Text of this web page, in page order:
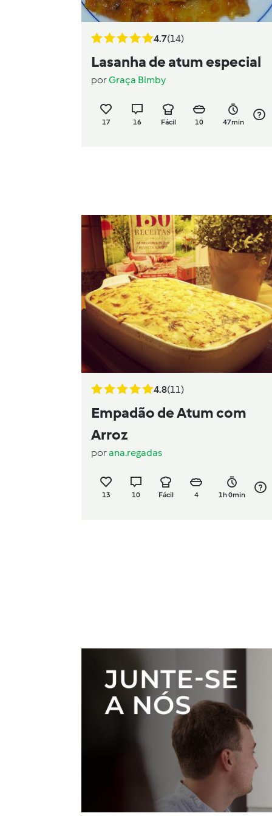
4.7(14)
Lasanha de atum especial
porGraça Bimby
17 16 Fácil 10 47min
4.8(11)
Empadão de Atum com
Arroz
porana.regadas
13 10 Fácil 4 1h 0min